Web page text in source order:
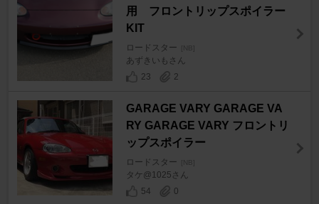
用 フロントリップスポイラー
KIT
ロードスター [NB]
あずきいもさん
23
2
GARAGE VARY GARAGE VA
RY GARAGE VARY フロントリ
ップスポイラー
ロードスター [NB]
タケ@1025さん
54
0